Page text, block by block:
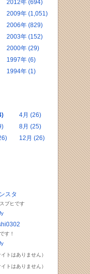
2012年 (694)
2009年 (1,051)
2006年 (829)
2003年 (152)
2000年 (29)
1997年 (6)
1994年 (1)
4月 (26)
8月 (25)
12月 (26)
スタ
ブヒです
す！
トはありません）
トはありません）